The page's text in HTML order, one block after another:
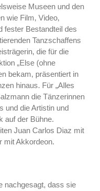
Museen und den
wie Film, Video,
fester Bestandteil des
Tanzschaffens
die für die
„Else (ohne
bekam, präsentiert in
hinaus. Für „Alles
die Tänzerinnen
und die Artistin und
auf der Bühne.
Juan Carlos Diaz mit
mit Akkordeon.
nachgesagt, dass sie